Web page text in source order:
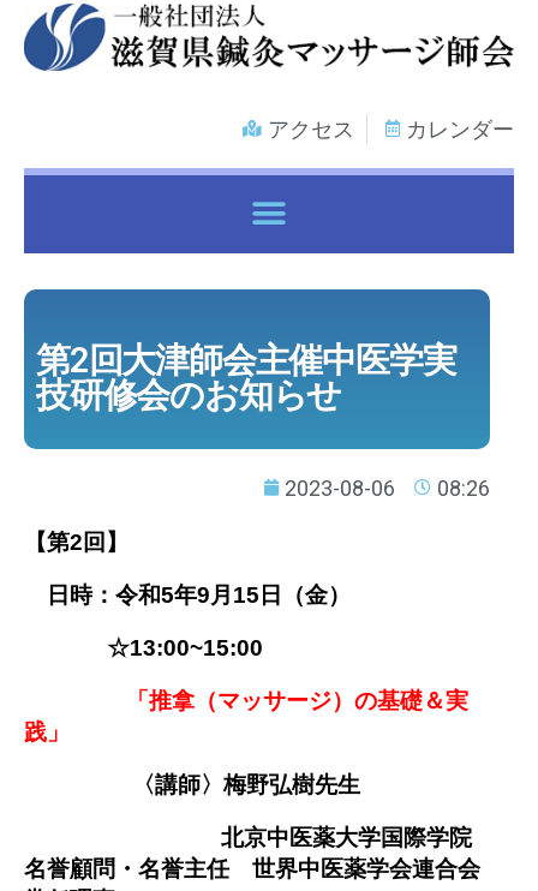
アクセス カレンダー
第2回大津師会主催中医学実
技研修会のお知らせ
2023-08-06 08:26
【第2回】
日時：令和5年9月15日（金）
☆13:00~15:00
「推拿（マッサージ）の基礎＆実
践 」
〈講師〉梅野弘樹先生
北京中医薬大学国際学院
名誉顧問・名誉主任 世界中医薬学会連合会